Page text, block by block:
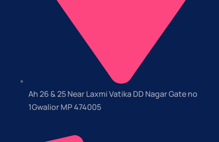
Ah 26 & 25 Near Laxmi Vatika DD Nagar Gate no
1Gwalior MP 474005